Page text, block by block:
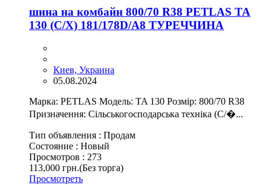
шина на комбайн 800/70 R38 PETLAS TA
130 (С/Х) 181/178D/A8 ТУРЕЧЧИНА
Киев, Украина
05.08.2024
Марка: PETLAS Модель: TA 130 Розмір: 800/70 R38
Призначення: Сільськогосподарська техніка (С/�...
Тип объявления : Продам
Состояние : Новый
Просмотров : 273
113,000 грн.(Без торга)
Просмотреть